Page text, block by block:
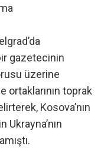
gazetecinin
üzerine
ortaklarının toprak
Kosova’nın
Ukrayna’nın